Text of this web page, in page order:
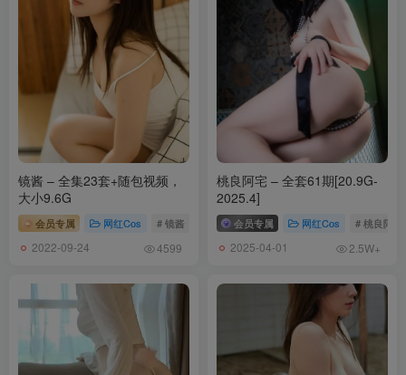
镜酱 – 全集23套+随包视频，
大小9.6G
会员专属 网红Cos # 镜酱
2022-09-24 4599
桃良阿宅 – 全套61期[20.9G-
2025.4]
会员专属 网红Cos # 桃良阿宅
2025-04-01 2.5W+